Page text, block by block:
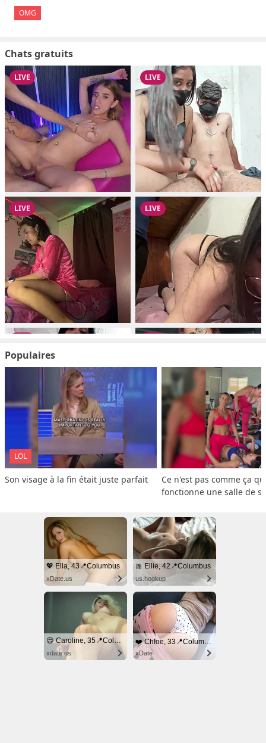
OMG
Chats gratuits
Populaires
LOL
Son visage à la fin était juste parfait
Ce n'est pas comme ça
fonctionne une salle de